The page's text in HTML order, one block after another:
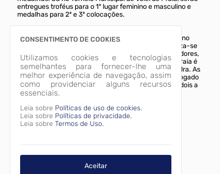
entregues troféus para o 1º lugar feminino e masculino e
medalhas para 2ª e 3ª colocações.
O basquete 21 é uma modalidade esportiva inspirada no
Streetball, que ganha espaço a cada dia; e caracteriza-se
por jogadas mais atraentes e divertidas para os jogadores,
bem como para o público que assiste. O voleibol de praia é
um esporte diretamente derivado do voleibol de quadra. As
duas grandes diferenças é que o voleibol de praia é jogado
em solo de areia, e sua equipe pode ser formada por dois a
quatro jogadores.
Imagens Relacionadas
CONSENTIMENTO DE COOKIES
Utilizamos cookies e tecnologias
semelhantes para fornecer-lhe uma
melhor experiência de navegação, assim
como providenciar alguns recursos
essenciais.
Leia sobre Políticas de uso de cookies.
Leia sobre Políticas de privacidade.
Leia sobre Termos de Uso.
Aceitar